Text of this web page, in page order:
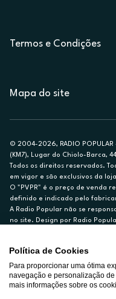
Termos e Condições
Mapa do site
© 2004-2026, RADIO POPULAR
(KM7), Lugar do Chiolo-Barca,
Todos os direitos reservados.
em vigor e são exclusivos da
O "PVPR" é o preço de venda
definido e indicado pelo
A Radio Popular não se
no site. Design por Radio
Ex. para limite de crédito de
14,79%.
Crédito sujeito a aprovação
Finance, S.A., Sucursal em
Política de Cookies
Para proporcionar uma ótima
navegação e personalização
mais informações sobre os